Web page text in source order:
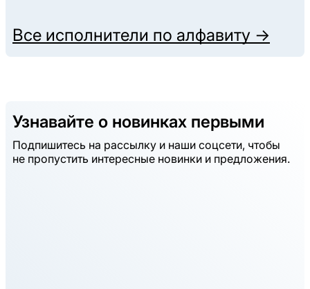
Все исполнители по алфавиту →
Узнавайте о новинках первыми
Подпишитесь на рассылку и наши соцсети, чтобы
не пропустить интересные новинки и предложения.